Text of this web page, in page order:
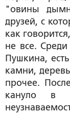
"овины
друзей, с
как
не все.
Пушкина,
камни,
прочее.
кануло в